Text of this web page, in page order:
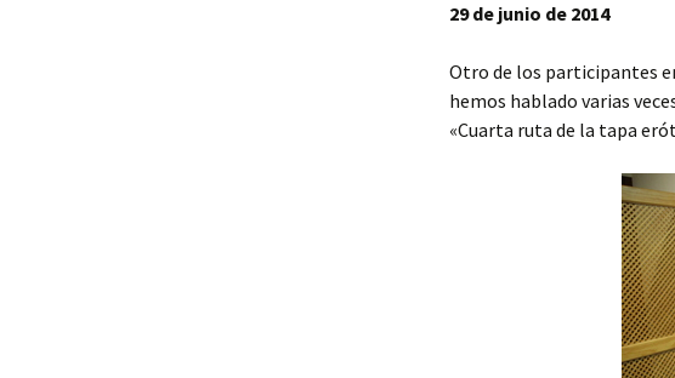
29 de junio de 2014
Otro de los participantes
hemos hablado varias
«Cuarta ruta de la tapa